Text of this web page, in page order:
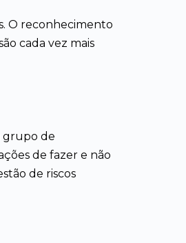
O reconhecimento
cada vez mais
grupo de
de fazer e não
de riscos